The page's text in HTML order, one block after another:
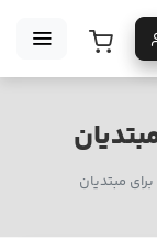
مبتدیان